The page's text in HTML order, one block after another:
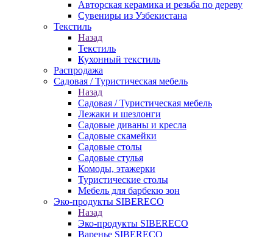
Авторская керамика и резьба по дереву
Сувениры из Узбекистана
Текстиль
Назад
Текстиль
Кухонный текстиль
Распродажа
Садовая / Туристическая мебель
Назад
Садовая / Туристическая мебель
Лежаки и шезлонги
Садовые диваны и кресла
Садовые скамейки
Садовые столы
Садовые стулья
Комоды, этажерки
Туристические столы
Мебель для барбекю зон
Эко-продукты SIBERECO
Назад
Эко-продукты SIBERECO
Варенье SIBERECO